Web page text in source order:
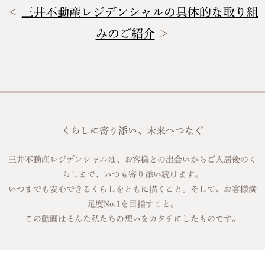
＜ 三井不動産レジデンシャルの具体的な取り組
みのご紹介＞
くらしに寄り添い、未来へつなぐ
三井不動産レジデンシャルは、お客様との出会いからご入居後のく
らしまで、いつも寄り添い続けます。
いつまでも安心できるくらしをともに描くこと。そして、お客様満
足度No.1を目指すこと。
この動画はそんな私たちの想いをカタチにしたものです。